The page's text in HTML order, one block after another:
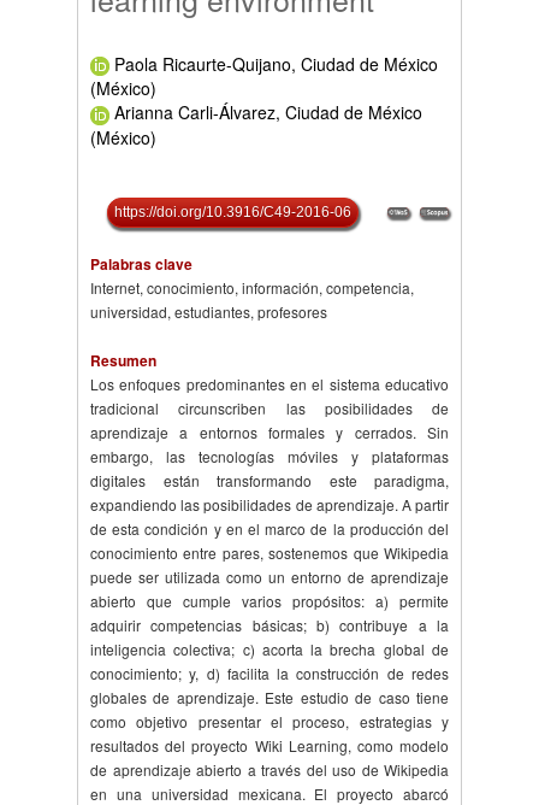
Paola Ricaurte-Quijano, Ciudad de México
(México)
Arianna Carli-Álvarez, Ciudad de México
(México)
https://doi.org/10.3916/C49-2016-06
Palabras clave
Internet, conocimiento, información, competencia,
universidad, estudiantes, profesores
Resumen
Los enfoques predominantes en el sistema educativo
tradicional circunscriben las posibilidades de
aprendizaje a entornos formales y cerrados. Sin
embargo, las tecnologías móviles y plataformas
digitales están transformando este paradigma,
expandiendo las posibilidades de aprendizaje. A partir
de esta condición y en el marco de la producción del
conocimiento entre pares, sostenemos que Wikipedia
puede ser utilizada como un entorno de aprendizaje
abierto que cumple varios propósitos: a) permite
adquirir competencias básicas; b) contribuye a la
inteligencia colectiva; c) acorta la brecha global de
conocimiento; y, d) facilita la construcción de redes
globales de aprendizaje. Este estudio de caso tiene
como objetivo presentar el proceso, estrategias y
resultados del proyecto Wiki Learning, como modelo
de aprendizaje abierto a través del uso de Wikipedia
en una universidad mexicana. El proyecto abarcó